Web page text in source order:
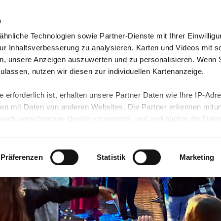
Technologien sowie Partner-Dienste mit Ihrer
Inhaltsverbesserung zu analysieren, Karten und Videos mit
unsere Anzeigen auszuwerten und zu personalisieren. Wenn
nutzen wir diesen zur individuellen Kartenanzeige.
erforderlich ist, erhalten unsere Partner Daten wie Ihre IP-
mit Daten von anderen Websites. Die Partner erkennen
verschiedene Geräte verwenden, und verknüpfen die Daten
Daten führen kann.
unserenDatenschutzhinweisenund in unsererCookie-
Funktionen für diese Zwecke aktiviert sind, müssen Sie
mittels nachfolgender Buttons über Ihre Einwilligung für
erteilte Einwilligung stets für die Zukunft widerrufen. Bitte
Präferenzen Statistik Marketing
Angebote Unsere Standorte Jobs & Karriere